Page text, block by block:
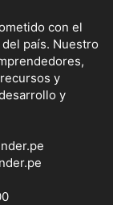
con el
país. Nuestro
y
y